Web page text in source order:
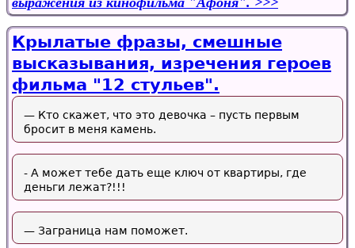
Крылатые фразы, смешные
высказывания, изречения героев
фильма "12 стульев".
— Кто скажет, что это девочка – пусть первым
бросит в меня камень.
- А может тебе дать еще ключ от квартиры, где
деньги лежат?!!!
— Заграница нам поможет.